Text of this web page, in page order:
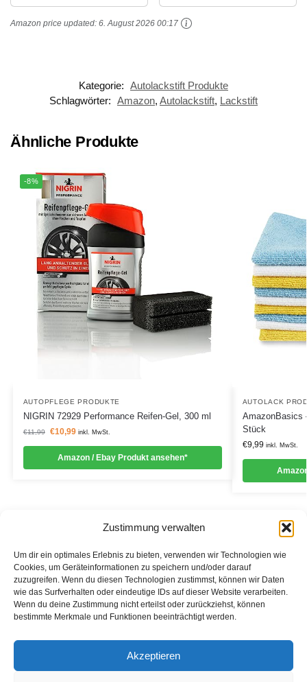
Zustimmung verwalten
Um dir ein optimales Erlebnis zu bieten, verwenden wir Technologien wie
Cookies, um Geräteinformationen zu speichern und/oder darauf
zuzugreifen. Wenn du diesen Technologien zustimmst, können wir Daten
wie das Surfverhalten oder eindeutige IDs auf dieser Website verarbeiten.
Wenn du deine Zustimmung nicht erteilst oder zurückziehst, können
bestimmte Merkmale und Funktionen beeinträchtigt werden.
Akzeptieren
Amazon price updated: 6. August 2026 00:17
Kategorie: Autolackstift Produkte
Schlagwörter: Amazon, Autolackstift, Lackstift
Ähnliche Produkte
-8%
AUTOPFLEGE PRODUKTE
NIGRIN 72929 Performance Reifen-Gel, 300 ml
€11,99 €10,99 inkl. MwSt.
Amazon / Ebay Produkt ansehen*
AUTOLACK
AmazonBasics
Stück
€9,99 inkl. MwSt.
Informationen
Datenschutzerklärung